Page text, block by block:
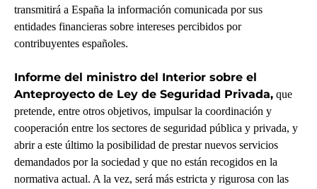
transmitirá a España la información comunicada por sus
entidades financieras sobre intereses percibidos por
contribuyentes españoles.
Informe del ministro del Interior sobre el
Anteproyecto de Ley de Seguridad Privada, que
pretende, entre otros objetivos, impulsar la coordinación y
cooperación entre los sectores de seguridad pública y privada, y
abrir a este último la posibilidad de prestar nuevos servicios
demandados por la sociedad y que no están recogidos en la
normativa actual. A la vez, será más estricta y rigurosa con las